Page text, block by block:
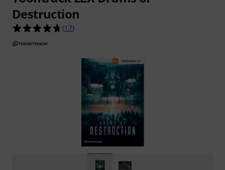
Destruction
4.7 von 5 Sternen aus 17 Kundenbewertungen
(17)